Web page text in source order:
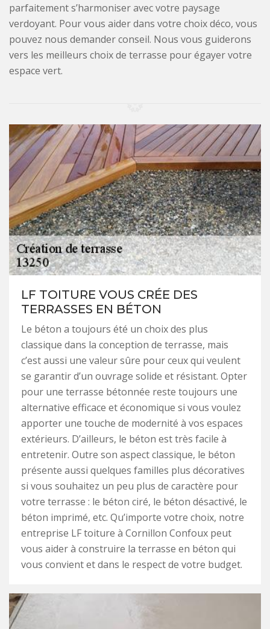
parfaitement s’harmoniser avec votre paysage
verdoyant. Pour vous aider dans votre choix déco, vous
pouvez nous demander conseil. Nous vous guiderons
vers les meilleurs choix de terrasse pour égayer votre
espace vert.
LF TOITURE VOUS CRÉE DES
TERRASSES EN BÉTON
Le béton a toujours été un choix des plus
classique dans la conception de terrasse, mais
c’est aussi une valeur sûre pour ceux qui veulent
se garantir d’un ouvrage solide et résistant. Opter
pour une terrasse bétonnée reste toujours une
alternative efficace et économique si vous voulez
apporter une touche de modernité à vos espaces
extérieurs. D’ailleurs, le béton est très facile à
entretenir. Outre son aspect classique, le béton
présente aussi quelques familles plus décoratives
si vous souhaitez un peu plus de caractère pour
votre terrasse : le béton ciré, le béton désactivé, le
béton imprimé, etc. Qu’importe votre choix, notre
entreprise LF toiture à Cornillon Confoux peut
vous aider à construire la terrasse en béton qui
vous convient et dans le respect de votre budget.